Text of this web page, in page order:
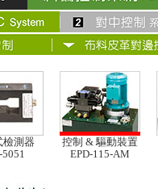
檢測器
5051
控制 & 驅動裝置
EPD-115-AM